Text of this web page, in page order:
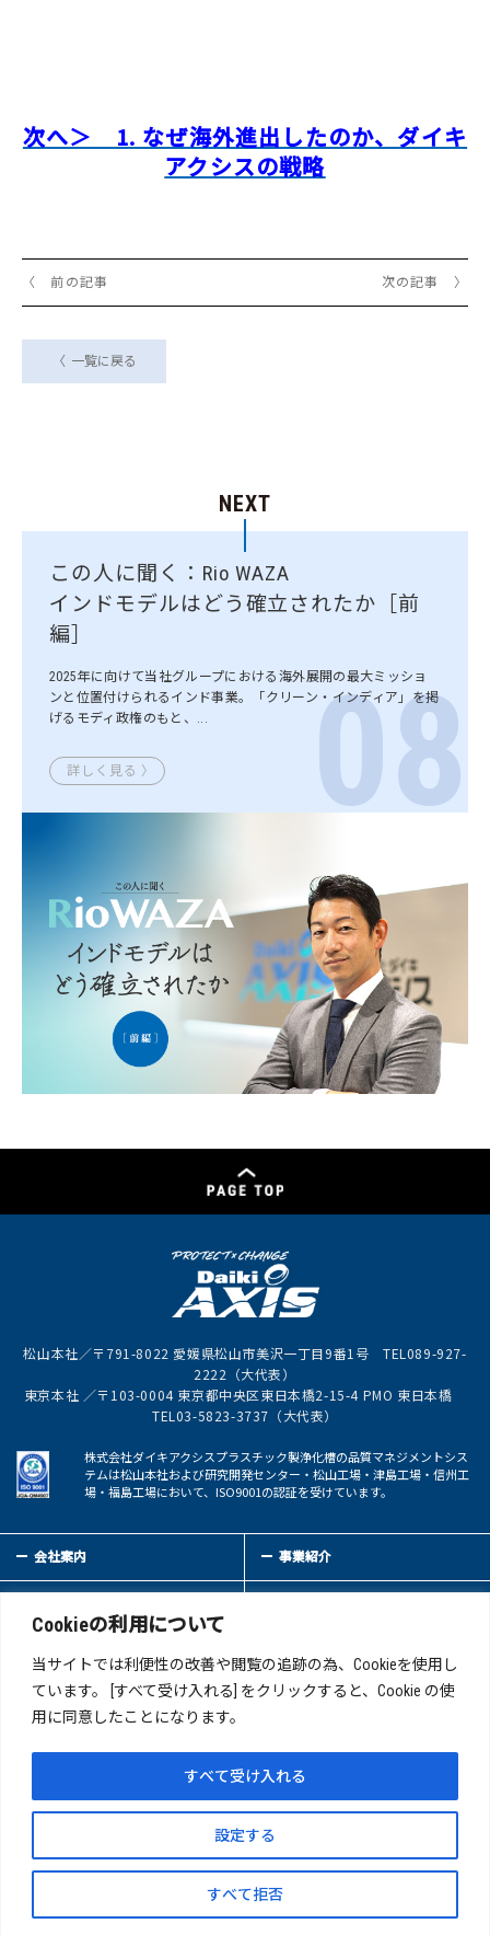
Cookieの利用について
当サイトでは利便性の改善や閲覧の追跡の為、Cookieを使用し
ています。 [すべて受け入れる] をクリックすると、Cookie の使
用に同意したことになります。
設定する
すべて拒否
すべて受け入れる
次へ＞ 1. なぜ海外進出したのか、ダイキ
アクシスの戦略
〈 前の記事 次の記事 〉
一覧に戻る
NEXT
この人に聞く：Rio WAZA
インドモデルはどう確立されたか［前
編］
2025年に向けて当社グループにおける海外展開の最大ミッショ
ンと位置付けられるインド事業。「クリーン・インディア」を掲
げるモディ政権のもと、...
詳しく見る 〉 08
松山本社／〒791-8022 愛媛県松山市美沢一丁目9番1号 TEL089-927-
2222（大代表）
東京本社 ／〒103-0004 東京都中央区東日本橋2-15-4 PMO 東日本橋
TEL03-5823-3737（大代表）
株式会社ダイキアクシスプラスチック製浄化槽の品質マネジメントシス
テムは松山本社および研究開発センター・松山工場・津島工場・信州工
場・福島工場において、ISO9001の認証を受けています。
会社案内 事業紹介
採用情報
お問い合わせ
このサイトについて プライバシーポリシー
反社会的勢力への対応について
Copyright(C)DAIKI AXIS CO.,LTD Allrights reserved.